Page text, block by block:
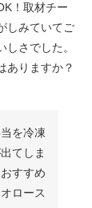
！取材チー
しみていてご
さでした。
ありますか？
を冷凍
てしま
すすめ
ロース